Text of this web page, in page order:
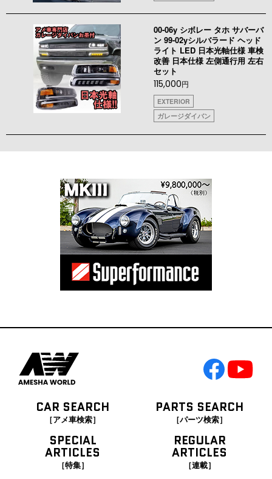
00-06y シボレー タホ サバーバ
ン 99-02yシルバラード ヘッド
ライト LED 日本光軸仕様 車検
改善 日本仕様 左側通行用 左右
セット
115,000円
EXTERIOR
ガレージダイバン
CAR SEARCH
［アメ車検索］
PARTS SEARCH
［パーツ検索］
SPECIAL
ARTICLES
［特集］
REGULAR
ARTICLES
［連載］